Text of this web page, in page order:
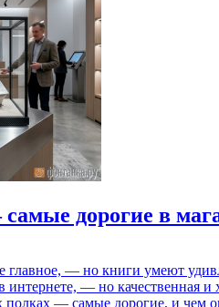
дорогие в
главное, — но книги умеют
— но качественная
полках — самые дорогие, и чем